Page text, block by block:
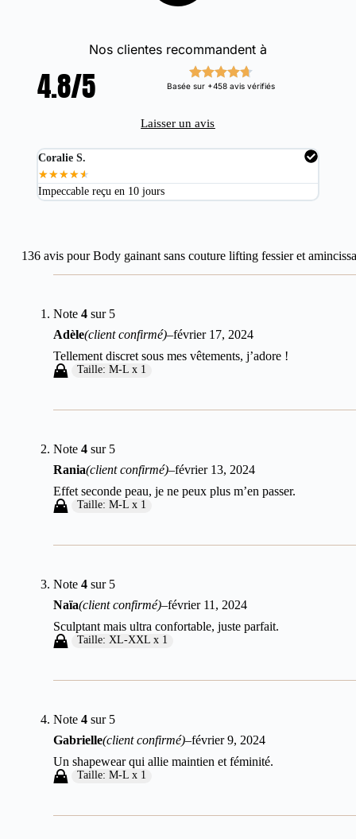
Nos clientes recommandent à
4.8/5 Basée sur +458 avis vérifiés
Laisser un avis
Coralie S.
★★★★★
Impeccable reçu en 10 jours
136 avis pourBody gainant sans couture lifting fessier et
Note 4sur 5
Adèle(client confirmé)–février 17, 2024
Tellement discret sous mes vêtements, j’adore !
Taille: M-L x 1
Note 4sur 5
Rania(client confirmé)–février 13, 2024
Effet seconde peau, je ne peux plus m’en passer.
Taille: M-L x 1
Note 4sur 5
Naïa(client confirmé)–février 11, 2024
Sculptant mais ultra confortable, juste parfait.
Taille: XL-XXL x 1
Note 4sur 5
Gabrielle(client confirmé)–février 9, 2024
Un shapewear qui allie maintien et féminité.
Taille: M-L x 1